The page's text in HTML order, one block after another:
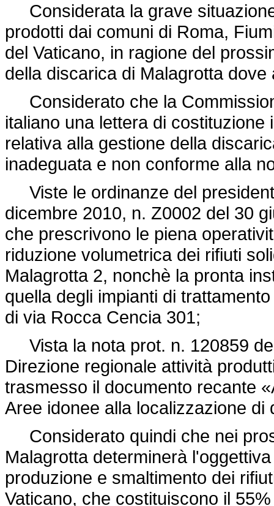
Considerata la grave
prodotti dai comuni di Roma,
del Vaticano, in ragione del
della discarica di Malagrotta
Considerato che la
italiano una lettera di
relativa alla gestione della
inadeguata e non conforme alla
Viste le ordinanze del
dicembre 2010, n. Z0002 del 30
che prescrivono le piena
riduzione volumetrica dei rifiuti
Malagrotta 2, nonchè la pronta
quella degli impianti di
di via Rocca Cencia 301;
Vista la nota prot. n. 120859
Direzione regionale attività
trasmesso il documento recante
Aree idonee alla localizzazione
Considerato quindi che nei
Malagrotta determinerà
produzione e smaltimento dei
Vaticano, che costituiscono il